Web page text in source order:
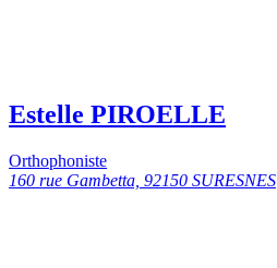
Estelle PIROELLE
Orthophoniste
160 rue Gambetta, 92150 SURESNES